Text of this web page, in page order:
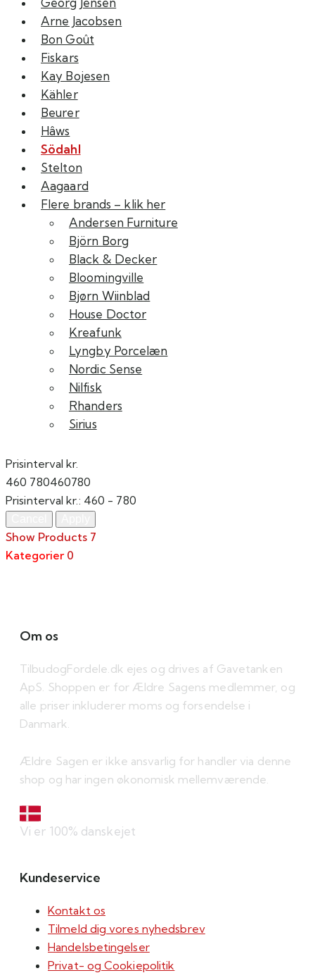
Arne Jacobsen
Bon Goût
Fiskars
Kay Bojesen
Kähler
Beurer
Hâws
Södahl
Stelton
Aagaard
Flere brands – klik her
Andersen Furniture
Björn Borg
Black & Decker
Bloomingville
Bjørn Wiinblad
House Doctor
Kreafunk
Lyngby Porcelæn
Nordic Sense
Nilfisk
Rhanders
Sirius
Prisinterval kr.
460 780460780
Prisinterval kr.: 460 - 780
Show Products 7
Kategorier 0
Om os
TilbudogFordele.dk ejes og drives af Gavetanken
ApS. Shoppen er for Ældre Sagens medlemmer, og
alle priser inkluderer moms og forsendelse i
Danmark.
Ældre Sagen er ikke ansvarlig for handler via denne
shop og har ingen økonomisk mellemværende.
Vi er 100% danskejet
Kundeservice
Kontakt os
Tilmeld dig vores nyhedsbrev
Handelsbetingelser
Privat- og Cookiepolitik